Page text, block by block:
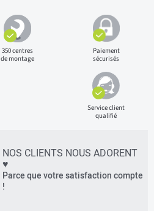
350 centres
de montage
Paiement
sécurisés
Service client
qualifié
NOS CLIENTS NOUS ADORENT
♥
Parce que votre satisfaction compte
!